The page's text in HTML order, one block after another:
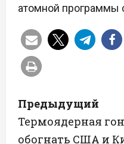
атомной программы
Н
а
Предыдущий
Термоядерная
обогнать США и